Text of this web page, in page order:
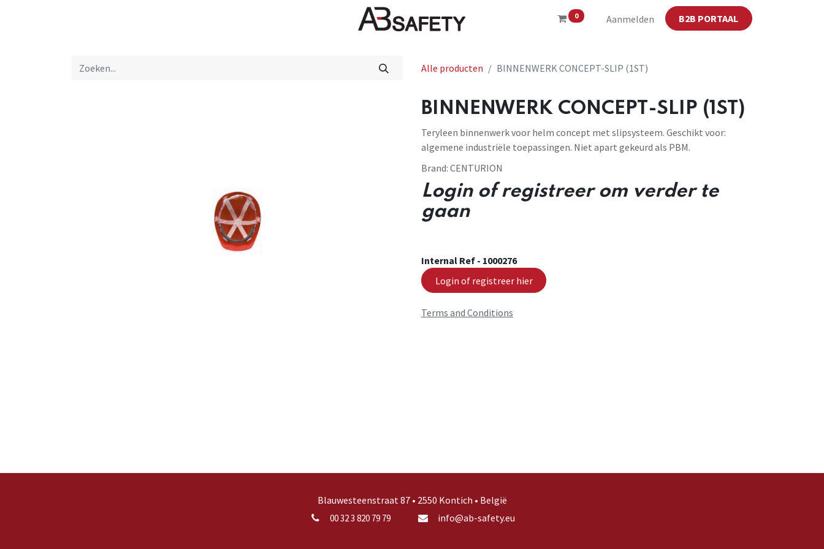
0 Aanmelden B2B PORTAAL
Winkel CE
Alle producten BINNENWERK CONCEPT-SLIP (1ST)
BINNENWERK CONCEPT-SLIP (1ST)
Teryleen binnenwerk voor helm concept met slipsysteem. Geschikt voor:
algemene industriële toepassingen. Niet apart gekeurd als PBM.
Brand: CENTURION
Login of registreer om verder te
gaan
Internal Ref - 1000276
Login of registreer hier
Terms and Conditions
Blauwesteenstraat 87 • 2550 Kontich • België
00 32 3 820 79 79 info@ab-safety.eu